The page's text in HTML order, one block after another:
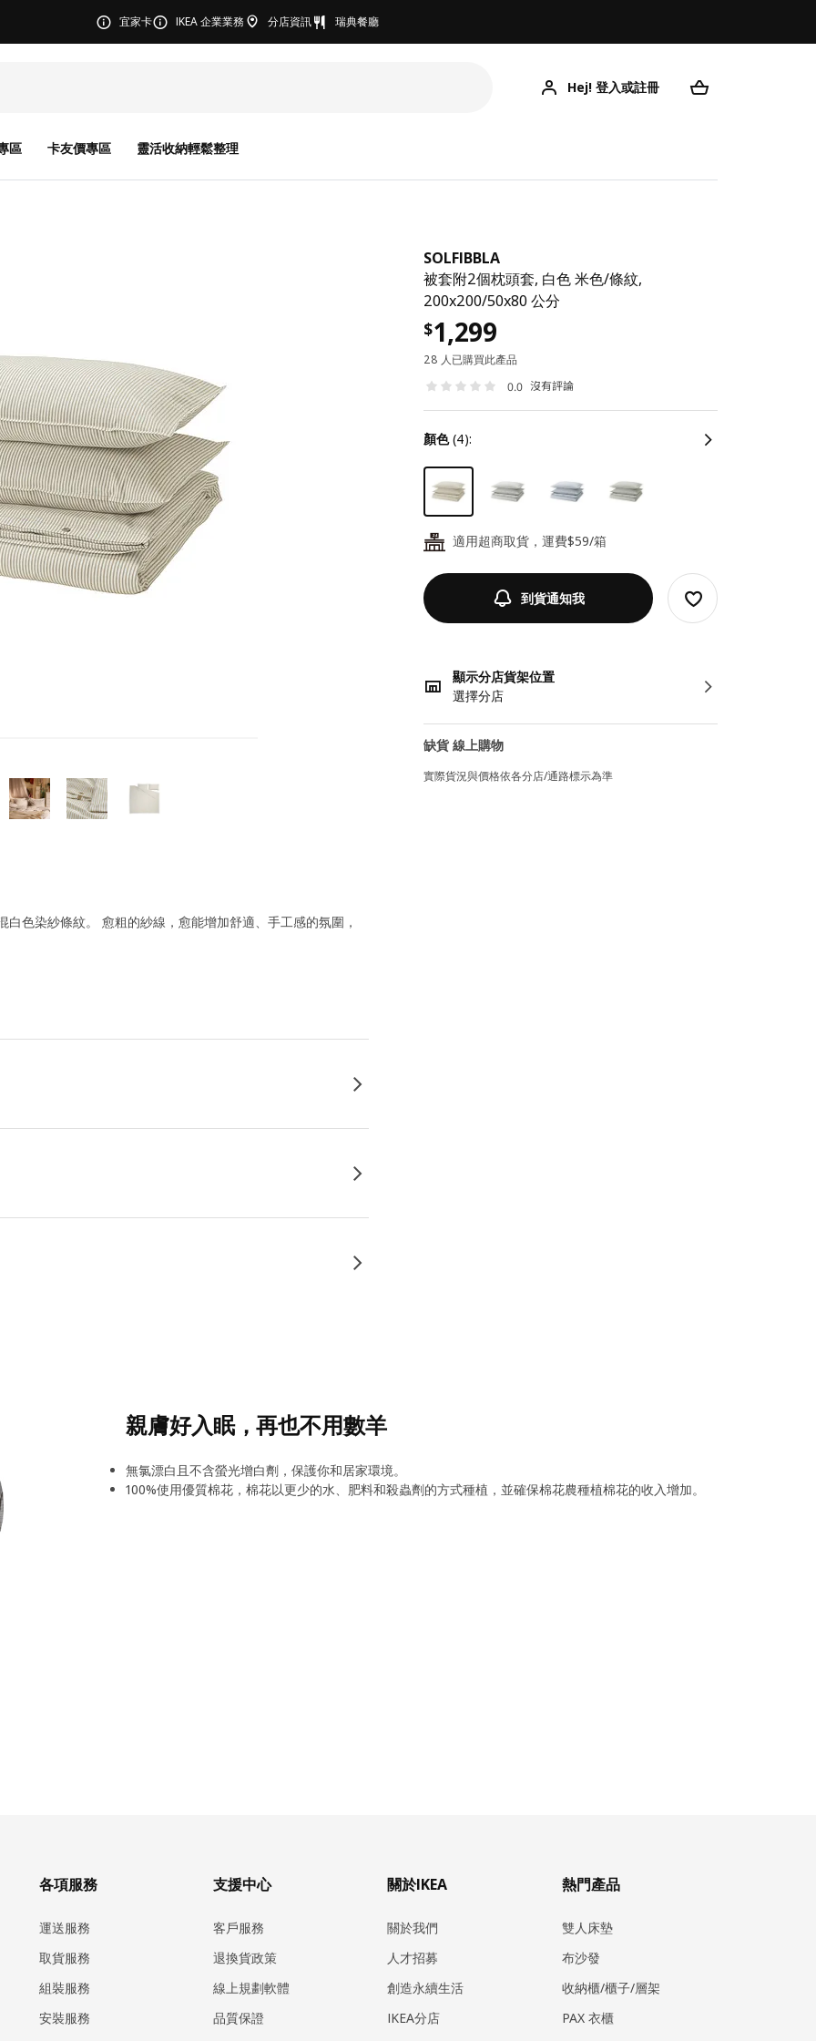
宜家卡 IKEA 企業業務 分店資訊 瑞典餐廳
Hej! 登入或註冊
區 卡友價專區 靈活收納輕鬆整理
SOLFIBBLA
被套附2個枕頭套, 白色 米色/條紋,
200x200/50x80 公分
$1,299
28 人已購買此產品
0.0 沒有評論
顏色(4):
24 適用超商取貨，運費$59/箱
到貨通知我
顯示分店貨架位置
選擇分店
缺貨 線上購物
實際貨況與價格依各分店/通路標示為準
色染紗條紋。 愈粗的紗線，愈能增加舒適、手工感的氛圍，
親膚好入眠，再也不用數羊
無氯漂白且不含螢光增白劑，保護你和居家環境。
100%使用優質棉花，棉花以更少的水、肥料和殺蟲劑的方式種植，並確保棉花農種植棉花的收入增加。
各項服務
運送服務
取貨服務
組裝服務
安裝服務
支援中心
客戶服務
退換貨政策
線上規劃軟體
品質保證
關於IKEA
關於我們
人才招募
創造永續生活
IKEA分店
熱門產品
雙人床墊
布沙發
收納櫃/櫃子/層架
PAX 衣櫃